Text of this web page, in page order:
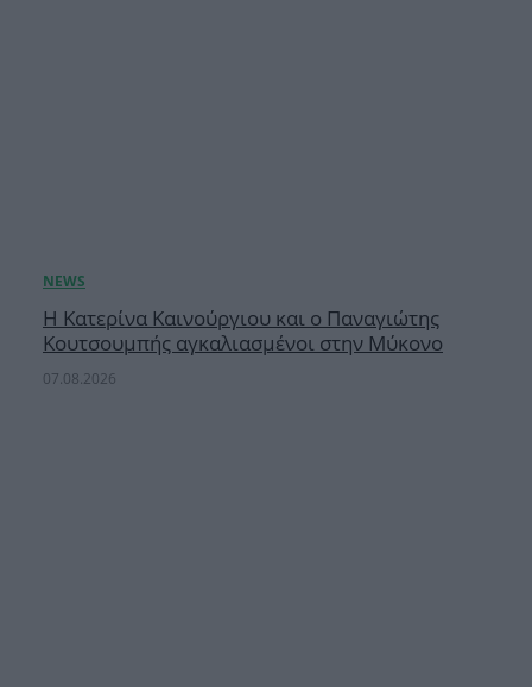
Η Κατερίνα Καινούργιου και ο Παναγιώτης
Κουτσουμπής αγκαλιασμένοι στην Μύκονο
07.08.2026